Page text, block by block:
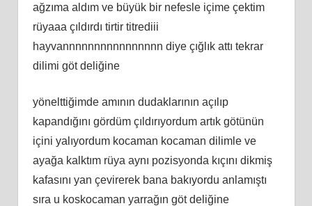
ağzıma aldım ve büyük bir nefesle içime çektim
rüyaaa çıldırdı tirtir titrediii
hayvannnnnnnnnnnnnnnn diye çığlık attı tekrar
dilimi göt deliğine
yönelttiğimde amının dudaklarının açılıp
kapandığını gördüm çıldırıyordum artık götünün
içini yalıyordum kocaman kocaman dilimle ve
ayağa kalktım rüya aynı pozisyonda kıçını dikmiş
kafasını yan çevirerek bana bakıyordu anlamıştı
sıra u koskocaman yarrağın göt deliğine